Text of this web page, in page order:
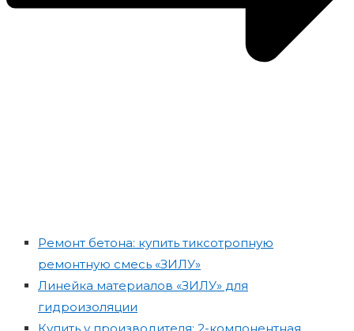
Ремонт бетона: купить тиксотропную
ремонтную смесь «ЗИЛУ»
Линейка материалов «ЗИЛУ» для
гидроизоляции